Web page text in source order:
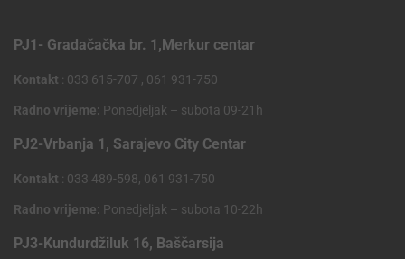
PJ1- Gradačačka br. 1,Merkur centar
Kontakt : 033 615-707 , 061 931-750
Radno vrijeme: Ponedjeljak – subota 09-21h
PJ2-Vrbanja 1, Sarajevo City Centar
Kontakt : 033 489-598, 061 931-750
Radno vrijeme: Ponedjeljak – subota 10-22h
PJ3-Kundurdžiluk 16, Baščarsija